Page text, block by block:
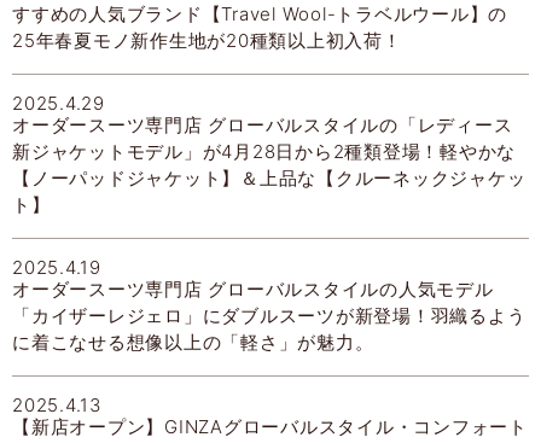
すすめの人気ブランド【Travel Wool-トラベルウール】の
25年春夏モノ新作生地が20種類以上初入荷！
2025.4.29
オーダースーツ専門店 グローバルスタイルの「レディース
新ジャケットモデル」が4月28日から2種類登場！軽やかな
【ノーパッドジャケット】＆上品な【クルーネックジャケッ
ト】
2025.4.19
オーダースーツ専門店 グローバルスタイルの人気モデル
「カイザーレジェロ」にダブルスーツが新登場！羽織るよう
に着こなせる想像以上の「軽さ」が魅力。
2025.4.13
【新店オープン】GINZAグローバルスタイル・コンフォート